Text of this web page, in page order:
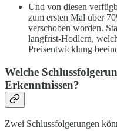
Und von diesen
zum ersten Mal über
verschoben worden.
langfrist-Hodlern,
Preisentwicklung
Welche
Erkenntnissen?
Zwei Schlussfolgerungen